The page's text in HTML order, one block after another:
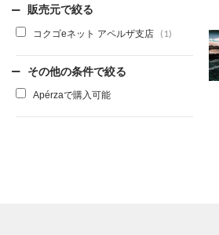
販売元で絞る
コクゴeネット アペルザ支店 (1)
その他の条件で絞る
Apérzaで購入可能